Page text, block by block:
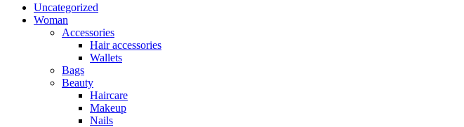
Uncategorized
Woman
Accessories
Hair accessories
Wallets
Bags
Beauty
Haircare
Makeup
Nails